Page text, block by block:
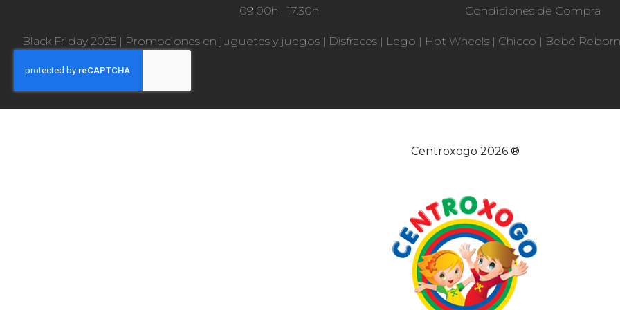
09.00h · 17.30h
Condiciones de Compra
Black Friday 2025 | Promociones en juguetes y juegos | Disfraces | Lego | Hot Wheels | Chicco | Bebé Reborn
Centroxogo 2026 ®